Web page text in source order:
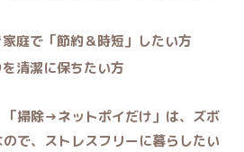
庭で「節約＆時短」したい方
清潔に保ちたい方
掃除→ネットポイだけ」は、ズボ
で、 ストレスフリーに暮らしたい